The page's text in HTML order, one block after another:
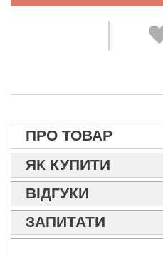
ПРО ТОВАР
ЯК КУПИТИ
ВІДГУКИ
ЗАПИТАТИ